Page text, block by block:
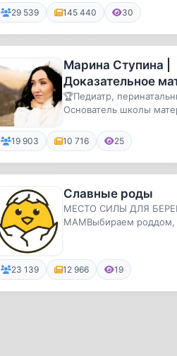
29 539 145 440 30
Марина Ступина |
Доказательное
Беременность |
🏆Педиатр,
Основатель школы
19 903 10 716 25
Славные роды
МЕСТО СИЛЫ ДЛЯ
МАМВыбираем роддом,
23 139 12 966 19